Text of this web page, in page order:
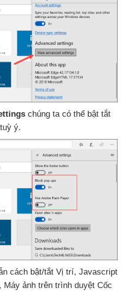
chúng ta có thể bật tắt
ý.
cách bật/tắt Vị trí, Javascript
, Máy ảnh trên trình duyệt Cốc